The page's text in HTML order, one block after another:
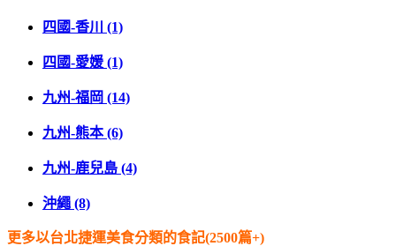
四國-香川 (1)
四國-愛媛 (1)
九州-福岡 (14)
九州-熊本 (6)
九州-鹿兒島 (4)
沖繩 (8)
更多以台北捷運美食分類的食記(2500篇+)